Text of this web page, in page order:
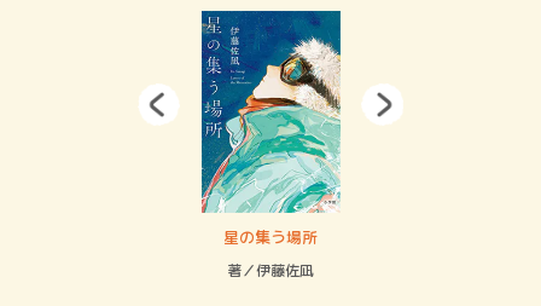
星の集う場所
著／伊藤佐凪